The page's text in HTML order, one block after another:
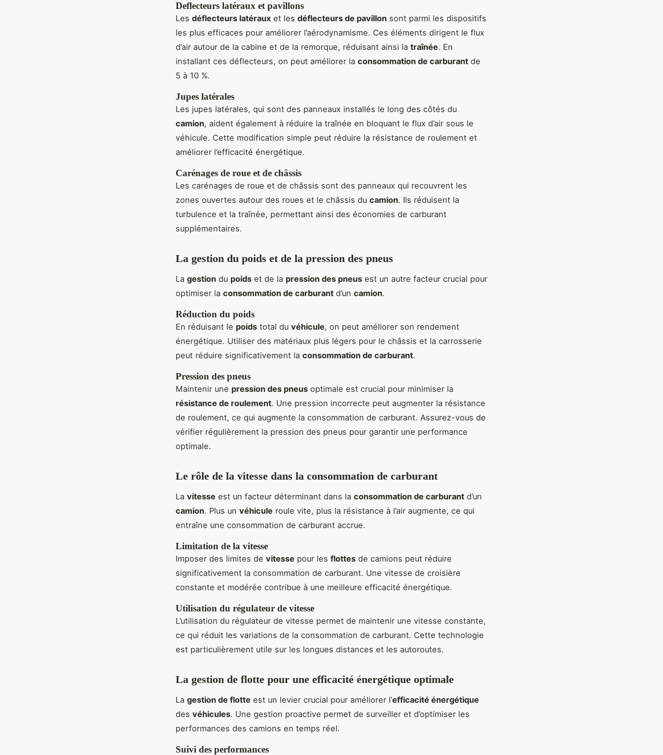
Deflecteurs latéraux et pavillons
Les déflecteurs latéraux et les déflecteurs de pavillon sont parmi les dispositifs
les plus efficaces pour améliorer l’aérodynamisme. Ces éléments dirigent le flux
d’air autour de la cabine et de la remorque, réduisant ainsi la traînée. En
installant ces déflecteurs, on peut améliorer la consommation de carburant de
5 à 10 %.
Jupes latérales
Les jupes latérales, qui sont des panneaux installés le long des côtés du
camion, aident également à réduire la traînée en bloquant le flux d’air sous le
véhicule. Cette modification simple peut réduire la résistance de roulement et
améliorer l’efficacité énergétique.
Carénages de roue et de châssis
Les carénages de roue et de châssis sont des panneaux qui recouvrent les
zones ouvertes autour des roues et le châssis du camion. Ils réduisent la
turbulence et la traînée, permettant ainsi des économies de carburant
supplémentaires.
La gestion du poids et de la pression des pneus
La gestion du poids et de la pression des pneus est un autre facteur crucial pour
optimiser la consommation de carburant d’un camion.
Réduction du poids
En réduisant le poids total du véhicule, on peut améliorer son rendement
énergétique. Utiliser des matériaux plus légers pour le châssis et la carrosserie
peut réduire significativement la consommation de carburant.
Pression des pneus
Maintenir une pression des pneus optimale est crucial pour minimiser la
résistance de roulement. Une pression incorrecte peut augmenter la résistance
de roulement, ce qui augmente la consommation de carburant. Assurez-vous de
vérifier régulièrement la pression des pneus pour garantir une performance
optimale.
Le rôle de la vitesse dans la consommation de carburant
La vitesse est un facteur déterminant dans la consommation de carburant d’un
camion. Plus un véhicule roule vite, plus la résistance à l’air augmente, ce qui
entraîne une consommation de carburant accrue.
Limitation de la vitesse
Imposer des limites de vitesse pour les flottes de camions peut réduire
significativement la consommation de carburant. Une vitesse de croisière
constante et modérée contribue à une meilleure efficacité énergétique.
Utilisation du régulateur de vitesse
L’utilisation du régulateur de vitesse permet de maintenir une vitesse constante,
ce qui réduit les variations de la consommation de carburant. Cette technologie
est particulièrement utile sur les longues distances et les autoroutes.
La gestion de flotte pour une efficacité énergétique optimale
La gestion de flotte est un levier crucial pour améliorer l’efficacité énergétique
des véhicules. Une gestion proactive permet de surveiller et d’optimiser les
performances des camions en temps réel.
Suivi des performances